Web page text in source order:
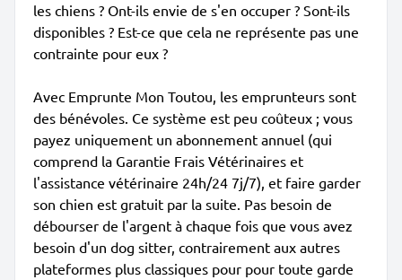
les chiens ? Ont-ils envie de s'en occuper ? Sont-ils
disponibles ? Est-ce que cela ne représente pas une
contrainte pour eux ?
Avec Emprunte Mon Toutou, les emprunteurs sont
des bénévoles. Ce système est peu coûteux ; vous
payez uniquement un abonnement annuel (qui
comprend la Garantie Frais Vétérinaires et
l'assistance vétérinaire 24h/24 7j/7), et faire garder
son chien est gratuit par la suite. Pas besoin de
débourser de l'argent à chaque fois que vous avez
besoin d'un dog sitter, contrairement aux autres
plateformes plus classiques pour pour toute garde